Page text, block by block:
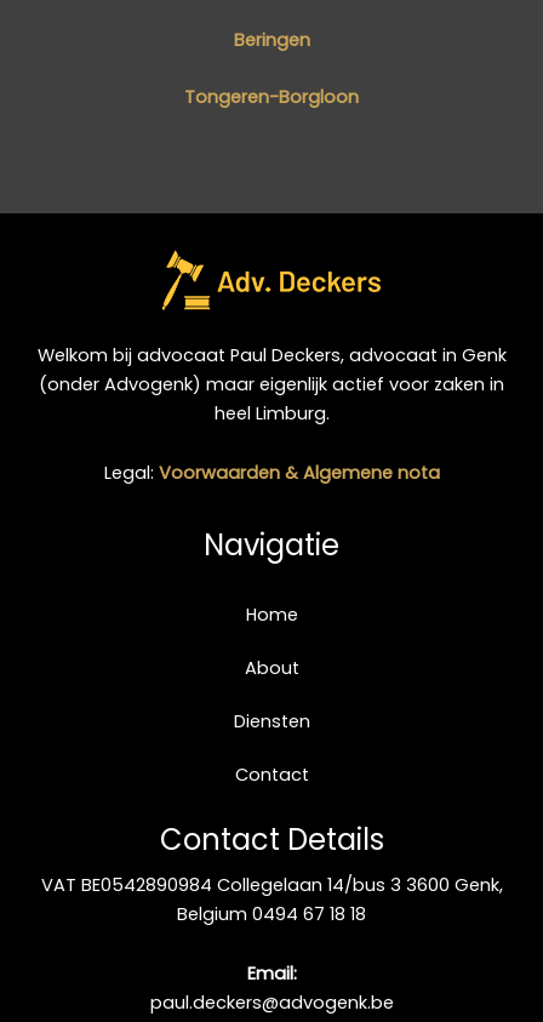
Beringen
Tongeren-Borgloon
Welkom bij advocaat Paul Deckers, advocaat in Genk
(onder Advogenk) maar eigenlijk actief voor zaken in
heel Limburg.
Legal: Voorwaarden & Algemene nota
Navigatie
Home
About
Diensten
Contact
Contact Details
VAT BE0542890984 Collegelaan 14/bus 3 3600 Genk,
Belgium 0494 67 18 18
Email:
paul.deckers@advogenk.be